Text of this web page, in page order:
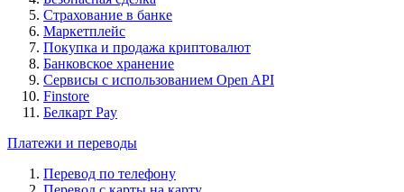
Страхование в банке
Маркетплейс
Покупка и продажа криптовалют
Банковское хранение
Сервисы с использованием Open API
Finstore
Белкарт Pay
Платежи и переводы
Перевод по телефону